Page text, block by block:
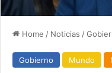
Home / Noticias /
Gobierno Mundo